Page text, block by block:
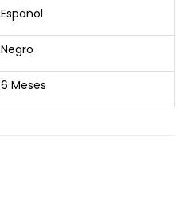
Español
Negro
6 Meses